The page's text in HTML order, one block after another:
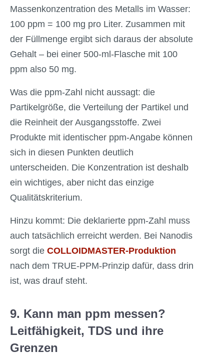
Massenkonzentration des Metalls im Wasser:
100 ppm = 100 mg pro Liter. Zusammen mit
der Füllmenge ergibt sich daraus der absolute
Gehalt – bei einer 500-ml-Flasche mit 100
ppm also 50 mg.
Was die ppm-Zahl nicht aussagt: die
Partikelgröße, die Verteilung der Partikel und
die Reinheit der Ausgangsstoffe. Zwei
Produkte mit identischer ppm-Angabe können
sich in diesen Punkten deutlich
unterscheiden. Die Konzentration ist deshalb
ein wichtiges, aber nicht das einzige
Qualitätskriterium.
Hinzu kommt: Die deklarierte ppm-Zahl muss
auch tatsächlich erreicht werden. Bei Nanodis
sorgt die COLLOIDMASTER-Produktion
nach dem TRUE-PPM-Prinzip dafür, dass drin
ist, was drauf steht.
9. Kann man ppm messen?
Leitfähigkeit, TDS und ihre
Grenzen